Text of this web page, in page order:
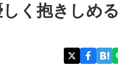
く抱きしめる